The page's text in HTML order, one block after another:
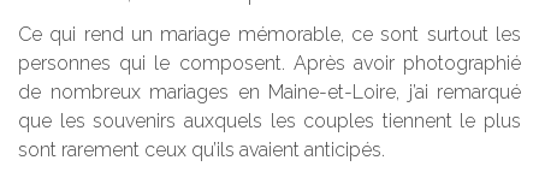
Ce qui rend un mariage mémorable, ce sont surtout les
personnes qui le composent. Après avoir photographié
de nombreux mariages en Maine-et-Loire, j’ai remarqué
que les souvenirs auxquels les couples tiennent le plus
sont rarement ceux qu’ils avaient anticipés.